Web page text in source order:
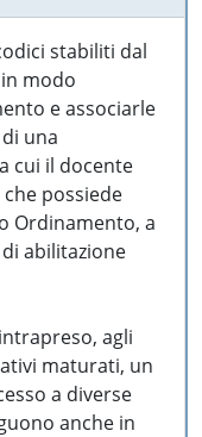
stabiliti dal
modo
e associarle
una
a cui il docente
possiede
Ordinamento, a
abilitazione
agli
maturati, un
a diverse
anche in